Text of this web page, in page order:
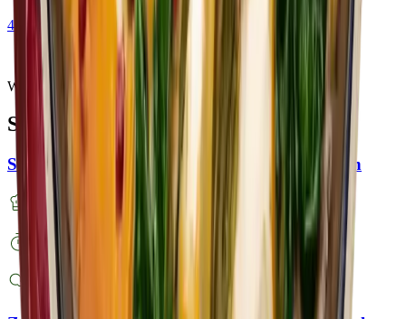
400
Weitere Rezeptideen
So vielseitig ist BÜRGER
Schupfnudel-Pfanne mit Lauch & Putenstreifen
Mittel
< 30 Minuten
Mit Fleisch